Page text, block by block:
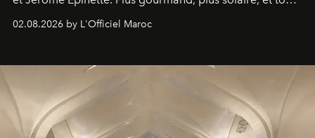
à fait irrésistible.
02.08.2026 by L'Officiel Maroc